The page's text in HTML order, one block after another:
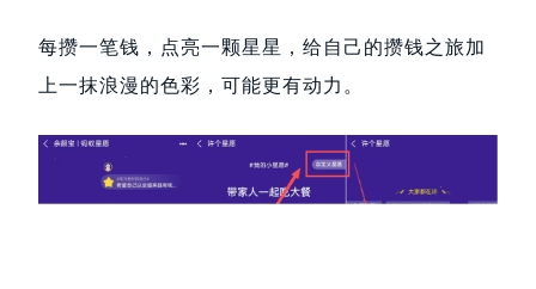
每攒一笔钱，点亮一颗星星，给自己的攒钱之旅加
上一抹浪漫的色彩，可能更有动力。